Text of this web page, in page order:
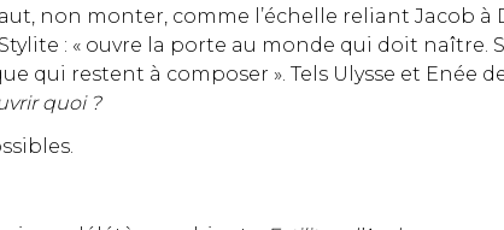
non monter, comme l’échelle reliant Jacob à
: « ouvre la porte au monde qui doit naître.
qui restent à composer ». Tels Ulysse et Enée
quoi ?